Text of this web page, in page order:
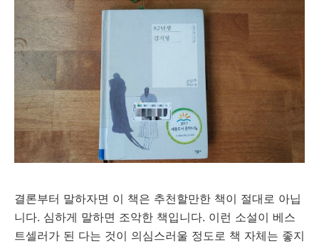
결론부터 말하자면 이 책은 추천할만한 책이 절대로 아닙
니다. 심하게 말하면 조악한 책입니다. 이런 소설이 베스
트셀러가 된 다는 것이 의심스러울 정도로 책 자체는 좋지